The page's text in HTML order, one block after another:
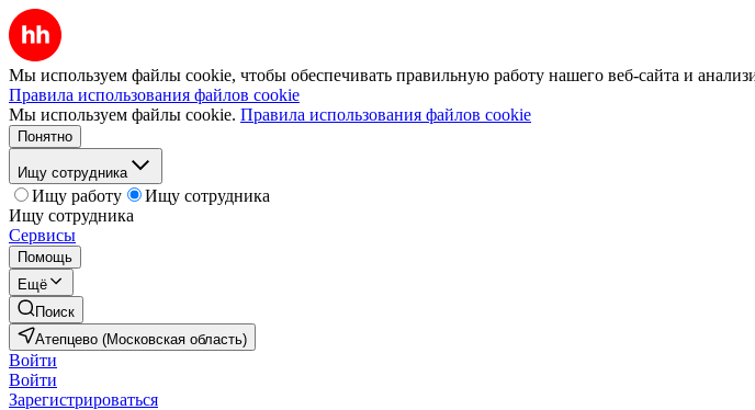
Мы используем файлы cookie, чтобы обеспечивать правильную работу нашего веб-сайта и
Правила использования файлов cookie
Мы используем файлы cookie. Правила использования файлов cookie
Понятно
Ищу сотрудника
Ищу работу
Ищу сотрудника
Ищу сотрудника
Сервисы
Помощь
Ещё
Поиск
Атепцево (Московская область)
Войти
Войти
Зарегистрироваться